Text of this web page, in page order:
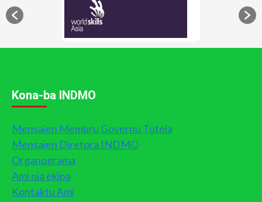
Kona-ba INDMO
Mensajen Membru Governu Tutela
Mensajen Diretora INDMO
Organograma
Ami nia ekipa
Kontaktu Ami